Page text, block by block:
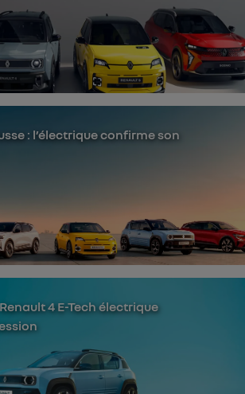
: l’électrique confirme son
4 E-Tech électrique